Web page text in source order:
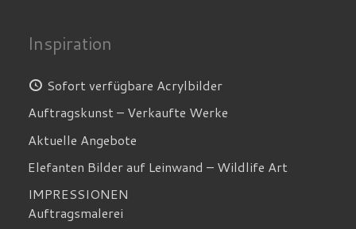
Inspiration
Sofort verfügbare Acrylbilder
Auftragskunst – Verkaufte Werke
Aktuelle Angebote
Elefanten Bilder auf Leinwand – Wildlife Art
IMPRESSIONEN
Auftragsmalerei